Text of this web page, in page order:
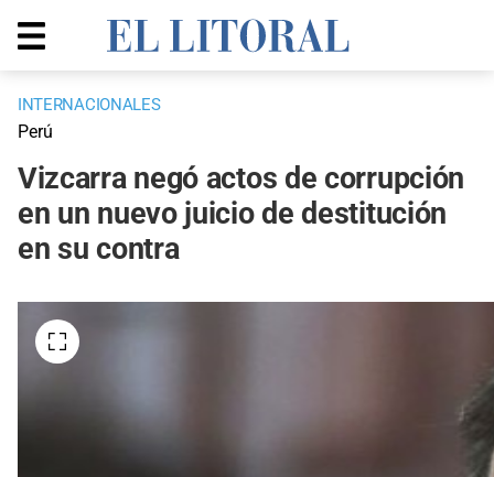
INTERNACIONALES
Perú
Vizcarra negó actos de corrupción
en un nuevo juicio de destitución
en su contra